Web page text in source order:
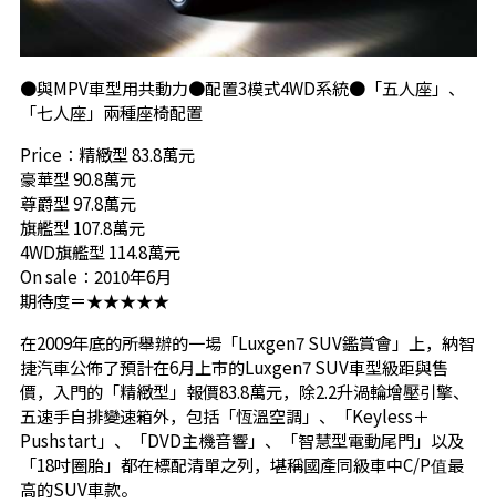
●與MPV車型用共動力●配置3模式4WD系統●「五人座」、
「七人座」兩種座椅配置
Price：精緻型 83.8萬元
豪華型 90.8萬元
尊爵型 97.8萬元
旗艦型 107.8萬元
4WD旗艦型 114.8萬元
On sale：2010年6月
期待度＝★★★★★
在2009年底的所舉辦的一場「Luxgen7 SUV鑑賞會」上，納智
捷汽車公佈了預計在6月上市的Luxgen7 SUV車型級距與售
價，入門的「精緻型」報價83.8萬元，除2.2升渦輪增壓引擎、
五速手自排變速箱外，包括「恆溫空調」、「Keyless＋
Pushstart」、「DVD主機音響」、「智慧型電動尾門」以及
「18吋圈胎」都在標配清單之列，堪稱國產同級車中C/P值最
高的SUV車款。